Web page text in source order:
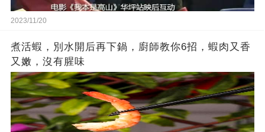
2023/11/20
煮活蝦，別水開后再下鍋，廚師教你6招，蝦肉又香
又嫩，沒有腥味